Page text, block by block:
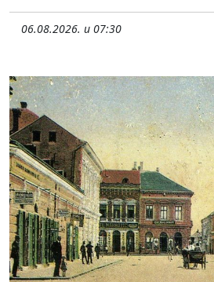
06.08.2026. u 07:30